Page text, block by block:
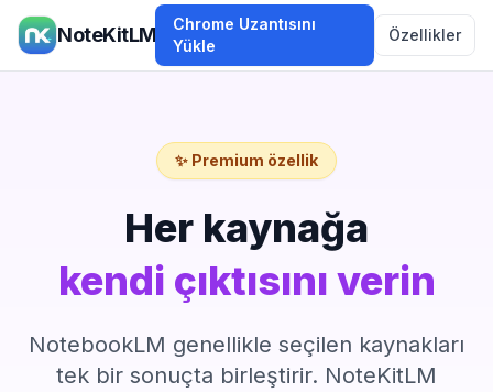
NoteKitLM
Chrome Uzantısını
Yükle
Özellikler
✨ Premium özellik
Her kaynağa
kendi çıktısını verin
NotebookLM genellikle seçilen kaynakları
tek bir sonuçta birleştirir. NoteKitLM